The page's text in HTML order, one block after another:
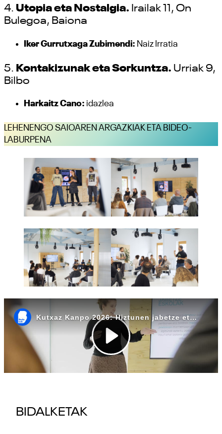
4. Utopia eta Nostalgia. Irailak 11, On
Bulegoa, Baiona
Iker Gurrutxaga Zubimendi: Naiz Irratia
5. Kontakizunak eta Sorkuntza. Urriak 9,
Bilbo
Harkaitz Cano: idazlea
LEHENENGO SAIOAREN ARGAZKIAK ETA BIDEO-
LABURPENA
BIDALKETAK